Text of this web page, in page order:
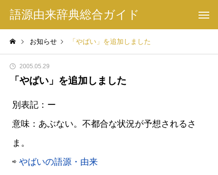
語源由来辞典総合ガイド
お知らせ 「やばい」を追加しました
2005.05.29
「やばい」を追加しました
別表記：ー
意味：あぶない。不都合な状況が予想されるさ
ま。
⇨ やばいの語源・由来